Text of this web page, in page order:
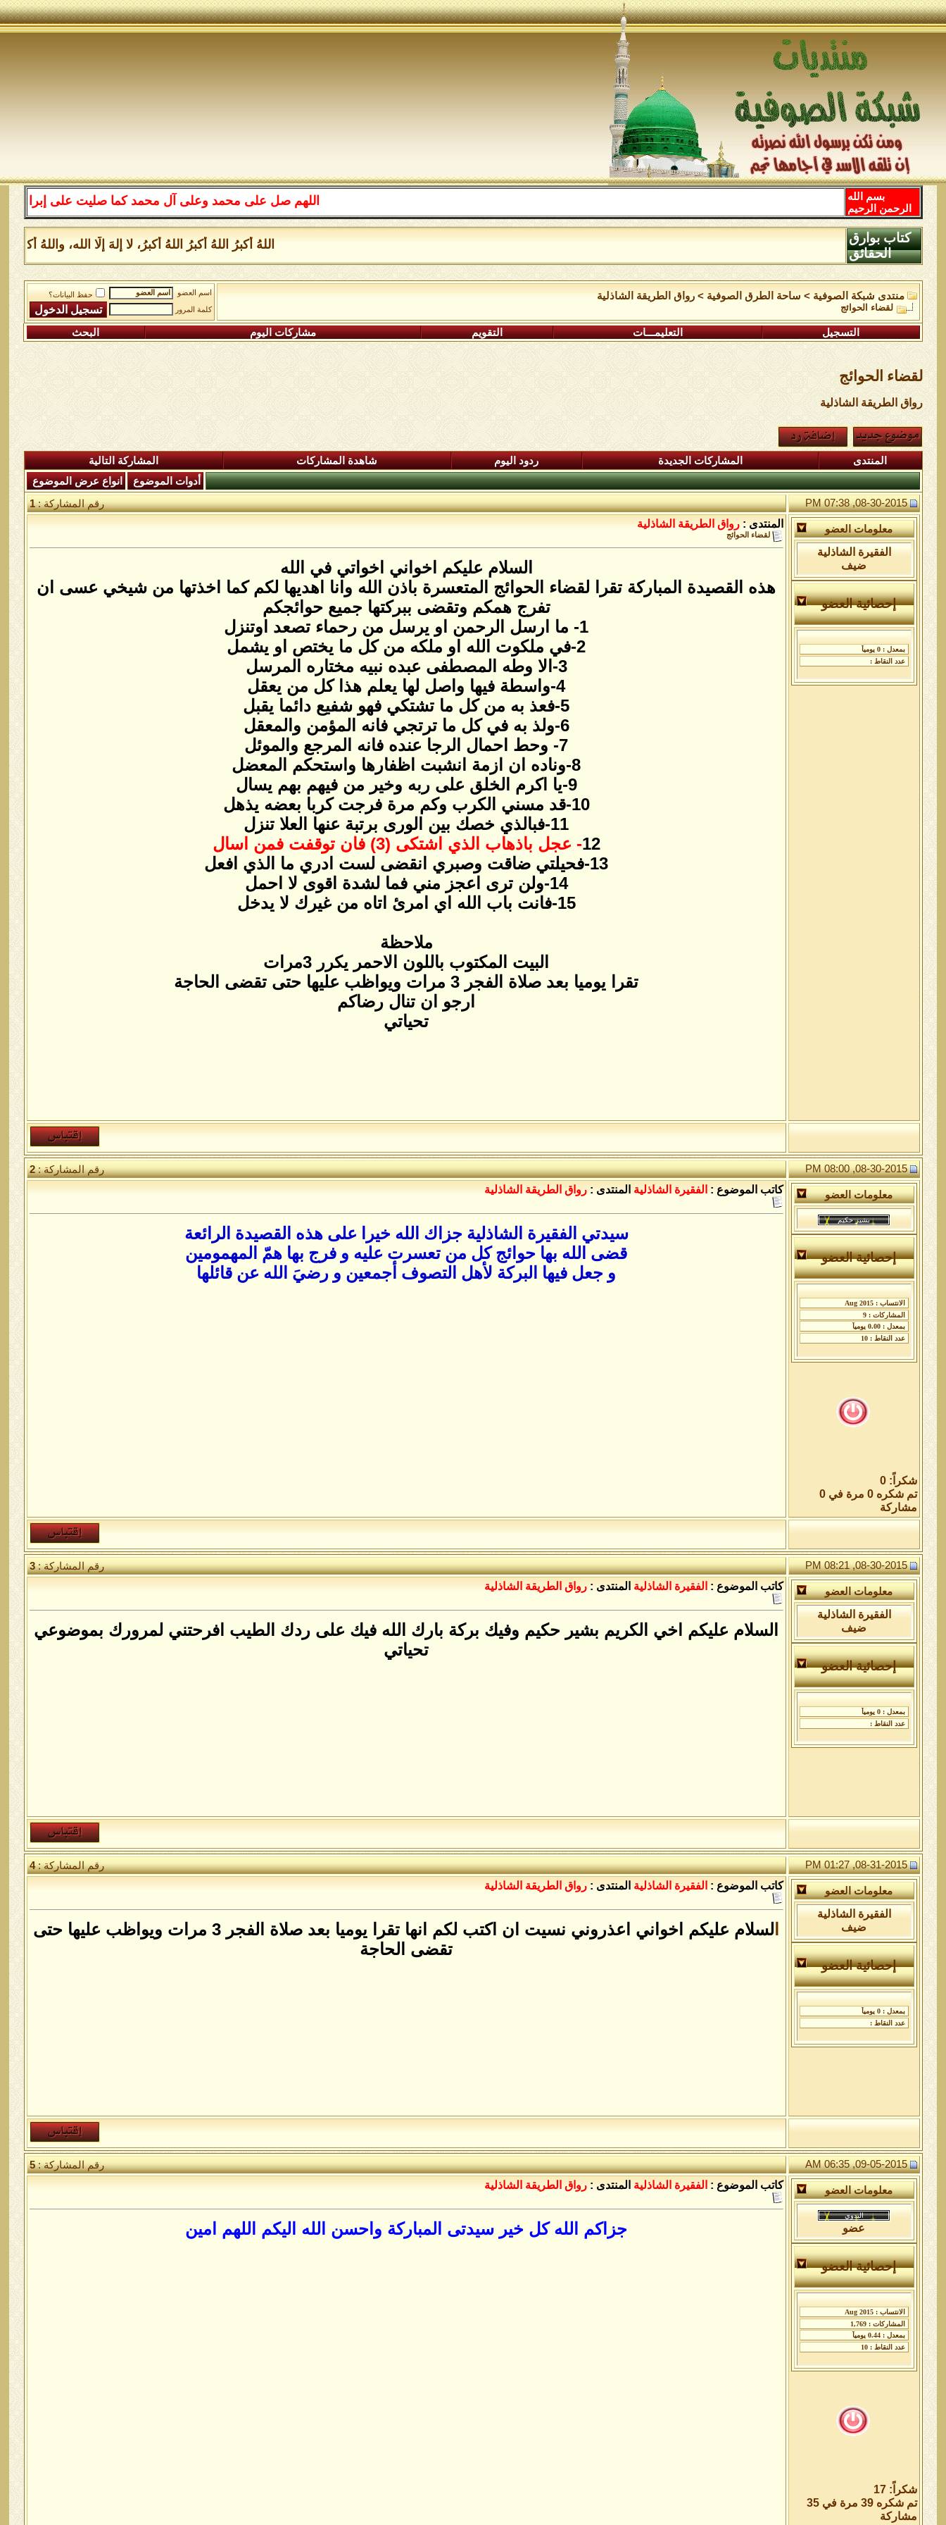
اللهم صل على محمد وعلى آل محمد كما صليت على إبراهيم وعلى آل
بسم الله
الرحمن الرحيم
اللهُ أكبرُ اللهُ أكبرُ اللهُ أكبرُ، لا إلهَ إلَّا الله، واللهُ أكبر
كتاب بوارق
الحقائق
منتدى شبكة الصوفية > ساحة الطرق الصوفية >رواق الطريقة الشاذلية
لقضاء الحوائج
اسم العضو
حفظ البيانات؟
كلمة المرور
التسجيل التعليمـــات التقويم مشاركات اليوم البحث
لقضاء الحوائج
رواق الطريقة الشاذلية
المنتدى المشاركات الجديدة ردود اليوم شاهدة المشاركات
المشاركة التالية
أدوات الموضوع
انواع عرض الموضوع
08-30-2015, 07:38 PM
رقم المشاركة :1
معلومات العضو
الفقيرة الشاذلية
ضيف
إحصائية العضو
المنتدى : رواق الطريقة الشاذلية
لقضاء الحوائج
السلام عليكم اخواني اخواتي في الله
هذه القصيدة المباركة تقرا لقضاء الحوائج المتعسرة باذن الله وانا اهديها لكم كما اخذتها من شيخي عسى ان
تفرج همكم وتقضى ببركتها جميع حوائجكم
1- ما ارسل الرحمن او يرسل من رحماء تصعد اوتنزل
2-في ملكوت الله او ملكه من كل ما يختص او يشمل
3-الا وطه المصطفى عبده نبيه مختاره المرسل
4-واسطة فيها واصل لها يعلم هذا كل من يعقل
5-فعذ به من كل ما تشتكي فهو شفيع دائما يقبل
6-ولذ به في كل ما ترتجي فانه المؤمن والمعقل
7- وحط احمال الرجا عنده فانه المرجع والموئل
8-وناده ان ازمة انشبت اظفارها واستحكم المعضل
9-يا اكرم الخلق على ربه وخير من فيهم بهم يسال
10-قد مسني الكرب وكم مرة فرجت كربا بعضه يذهل
11-فبالذي خصك بين الورى برتبة عنها العلا تنزل
12- عجل باذهاب الذي اشتكى (3) فان توقفت فمن اسال
13-فحيلتي ضاقت وصبري انقضى لست ادري ما الذي افعل
14-ولن ترى اعجز مني فما لشدة اقوى لا احمل
15-فانت باب الله اي امرئ اتاه من غيرك لا يدخل
ملاحظة
البيت المكتوب باللون الاحمر يكرر 3مرات
تقرا يوميا بعد صلاة الفجر 3 مرات ويواظب عليها حتى تقضى الحاجة
ارجو ان تنال رضاكم
تحياتي
08-30-2015, 08:00 PM رقم المشاركة :2
معلومات العضو
إحصائية العضو
شكراً: 0
تم شكره 0 مرة في 0
مشاركة
كاتب الموضوع : الفقيرة الشاذلية المنتدى : رواق الطريقة الشاذلية
سيدتي الفقيرة الشاذلية جزاك الله خيرا على هذه القصيدة الرائعة
قضى الله بها حوائج كل من تعسرت عليه و فرج بها همّ المهمومين
و جعل فيها البركة لأهل التصوف أجمعين و رضيَ الله عن قائلها
08-30-2015, 08:21 PM رقم المشاركة :3
معلومات العضو
الفقيرة الشاذلية
ضيف
إحصائية العضو
كاتب الموضوع : الفقيرة الشاذلية المنتدى : رواق الطريقة الشاذلية
السلام عليكم اخي الكريم بشير حكيم وفيك بركة بارك الله فيك على ردك الطيب افرحتني لمرورك بموضوعي
تحياتي
08-31-2015, 01:27 PM رقم المشاركة :4
معلومات العضو
الفقيرة الشاذلية
ضيف
إحصائية العضو
كاتب الموضوع : الفقيرة الشاذلية المنتدى : رواق الطريقة الشاذلية
لسلام عليكم اخواني اعذروني نسيت ان اكتب لكم انها تقرا يوميا بعد صلاة الفجر 3 مرات ويواظب عليها حتى
تقضى الحاجة
09-05-2015, 06:35 AM رقم المشاركة :5
معلومات العضو
عضو
إحصائية العضو
شكراً: 17
تم شكره 39 مرة في 35
مشاركة
كاتب الموضوع : الفقيرة الشاذلية المنتدى : رواق الطريقة الشاذلية
جزاكم الله كل خير سيدتى المباركة واحسن الله اليكم اللهم امين